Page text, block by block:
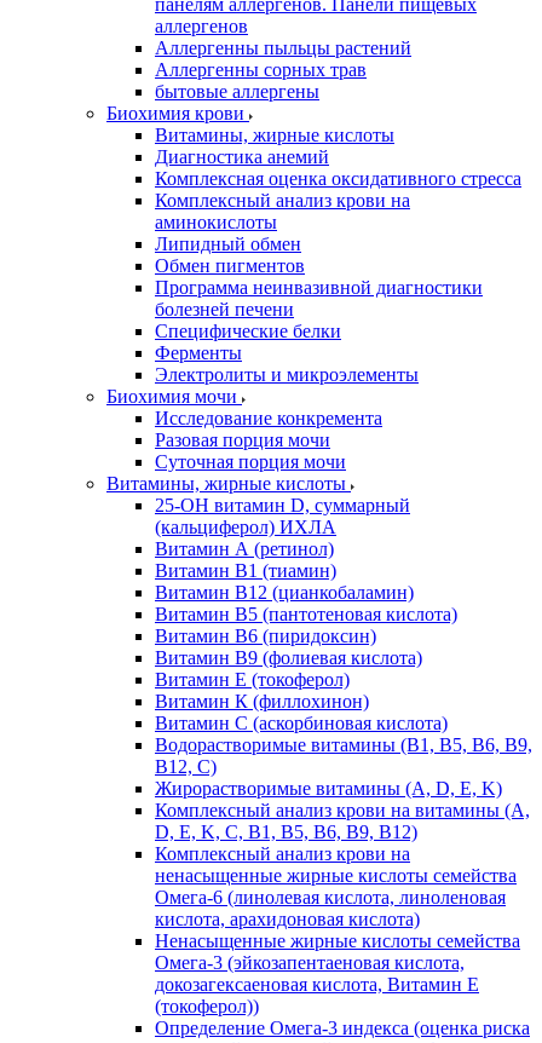
панелям аллергенов. Панели пищевых
аллергенов
Аллергенны пыльцы растений
Аллергенны сорных трав
бытовые аллергены
Биохимия крови
Витамины, жирные кислоты
Диагностика анемий
Комплексная оценка оксидативного стресса
Комплексный анализ крови на
аминокислоты
Липидный обмен
Обмен пигментов
Программа неинвазивной диагностики
болезней печени
Специфические белки
Ферменты
Электролиты и микроэлементы
Биохимия мочи
Исследование конкремента
Разовая порция мочи
Суточная порция мочи
Витамины, жирные кислоты
25-OH витамин D, суммарный
(кальциферол) ИХЛА
Витамин А (ретинол)
Витамин В1 (тиамин)
Витамин В12 (цианкобаламин)
Витамин В5 (пантотеновая кислота)
Витамин В6 (пиридоксин)
Витамин В9 (фолиевая кислота)
Витамин Е (токоферол)
Витамин К (филлохинон)
Витамин С (аскорбиновая кислота)
Водорастворимые витамины (B1, B5, B6, В9,
В12, С)
Жирорастворимые витамины (A, D, E, K)
Комплексный анализ крови на витамины (A,
D, E, K, C, B1, B5, B6, В9, B12)
Комплексный анализ крови на
ненасыщенные жирные кислоты семейства
Омега-6 (линолевая кислота, линоленовая
кислота, арахидоновая кислота)
Ненасыщенные жирные кислоты семейства
Омега-3 (эйкозапентаеновая кислота,
докозагексаеновая кислота, Витамин E
(токоферол))
Определение Омега-3 индекса (оценка риска